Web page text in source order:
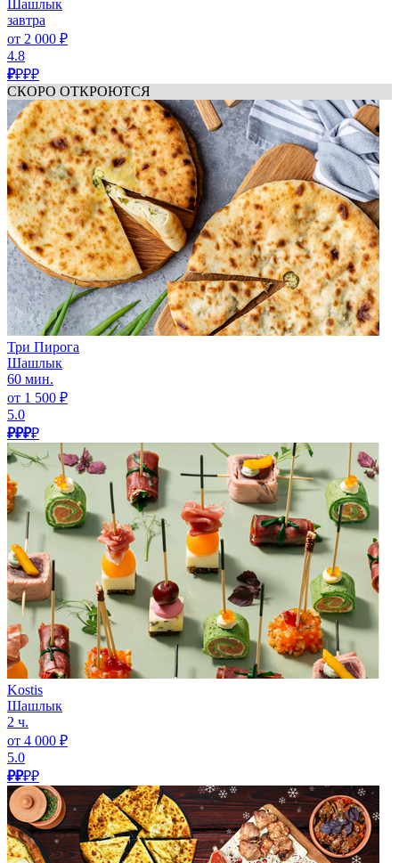
Шашлык
завтра
от 2 000 ₽
4.8
₽₽₽₽
СКОРО ОТКРОЮТСЯ
Три Пирога
Шашлык
60 мин.
от 1 500 ₽
5.0
₽₽₽₽
Kostis
Шашлык
2 ч.
от 4 000 ₽
5.0
₽₽₽₽